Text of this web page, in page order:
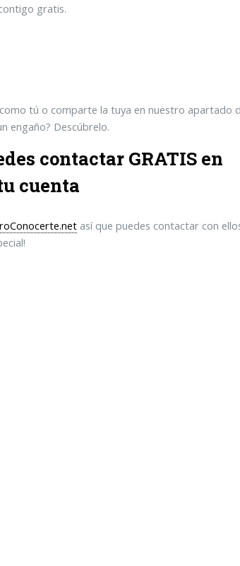
gratis.
tú o comparte la tuya en nuestro apartado
engaño? Descúbrelo.
contactar GRATIS en
cuenta
así que puedes contactar con